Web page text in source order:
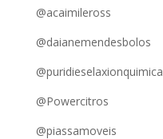
@acaimileross
@daianemendesbolos
@puridieselaxionquimica
@Powercitros
@piassamoveis